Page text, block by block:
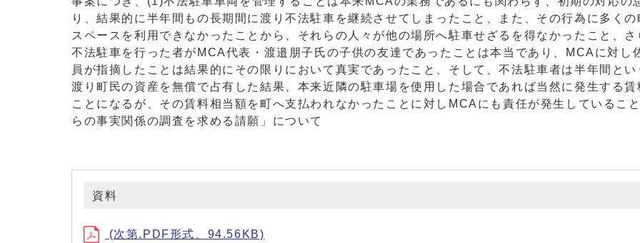
り、結果的に半年間もの長期間に渡り不法駐車を継続させてしまったこと、また、その行為に多く
スペースを利用できなかったことから、それらの人々が他の場所へ駐車せざるを得なかったこと、
不法駐車を行った者がMCA代表・渡邉朋子氏の子供の友達であったことは本当であり、MCAに対し
員が指摘したことは結果的にその限りにおいて真実であったこと、そして、不法駐車者は半年間と
渡り町民の資産を無償で占有した結果、本来近隣の駐車場を使用した場合であれば当然に発生する
ことになるが、その賃料相当額を町へ支払われなかったことに対しMCAにも責任が発生しているこ
らの事実関係の調査を求める請願」について
資料
(次第.PDF形式、94.56KB)